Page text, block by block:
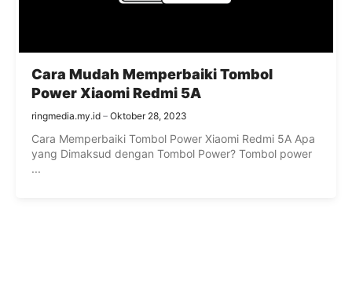
Cara Mudah Memperbaiki Tombol
Power Xiaomi Redmi 5A
ringmedia.my.id Oktober 28, 2023
Cara Memperbaiki Tombol Power Xiaomi Redmi 5A Apa
yang Dimaksud dengan Tombol Power? Tombol power
...